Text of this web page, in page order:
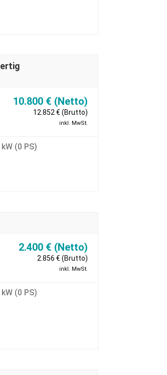
10.800 € (Netto)
12.852 € (Brutto)
inkl. MwSt.
(0 PS)
2.400 € (Netto)
2.856 € (Brutto)
inkl. MwSt.
(0 PS)